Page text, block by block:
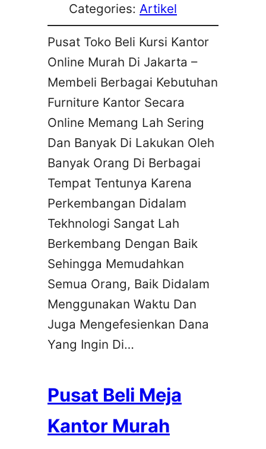
Categories: Artikel
Pusat Toko Beli Kursi Kantor
Online Murah Di Jakarta –
Membeli Berbagai Kebutuhan
Furniture Kantor Secara
Online Memang Lah Sering
Dan Banyak Di Lakukan Oleh
Banyak Orang Di Berbagai
Tempat Tentunya Karena
Perkembangan Didalam
Tekhnologi Sangat Lah
Berkembang Dengan Baik
Sehingga Memudahkan
Semua Orang, Baik Didalam
Menggunakan Waktu Dan
Juga Mengefesienkan Dana
Yang Ingin Di…
Pusat Beli Meja
Kantor Murah